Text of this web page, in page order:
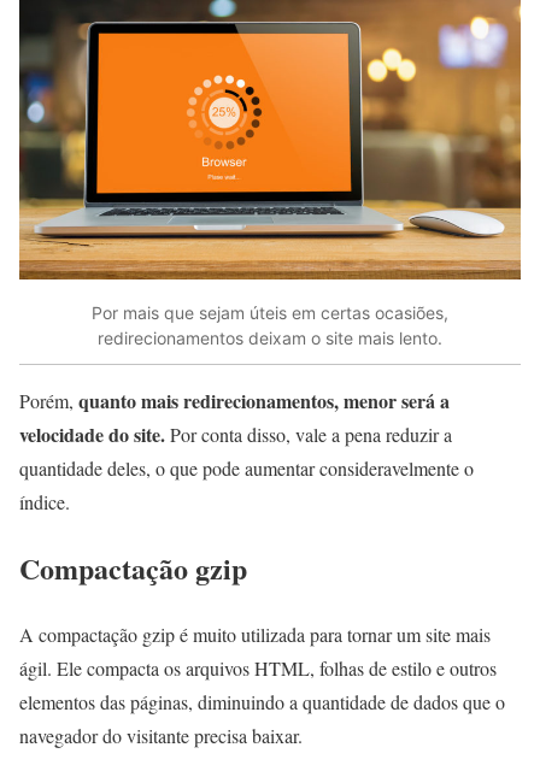
Por mais que sejam úteis em certas ocasiões,
redirecionamentos deixam o site mais lento.
Porém, quanto mais redirecionamentos, menor será a
velocidade do site.Por conta disso, vale a pena reduzir a
quantidade deles, o que pode aumentar consideravelmente o
índice.
Compactação gzip
A compactação gzip é muito utilizada para tornar um site mais
ágil. Ele compacta os arquivos HTML, folhas de estilo e outros
elementos das páginas, diminuindo a quantidade de dados que o
navegador do visitante precisa baixar.